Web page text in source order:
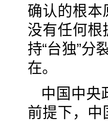
确认的根本
没有任何根
持“台独”分
在。
中国中央
前提下，中